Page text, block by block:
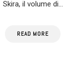
Skira, il volume di…
READ MORE